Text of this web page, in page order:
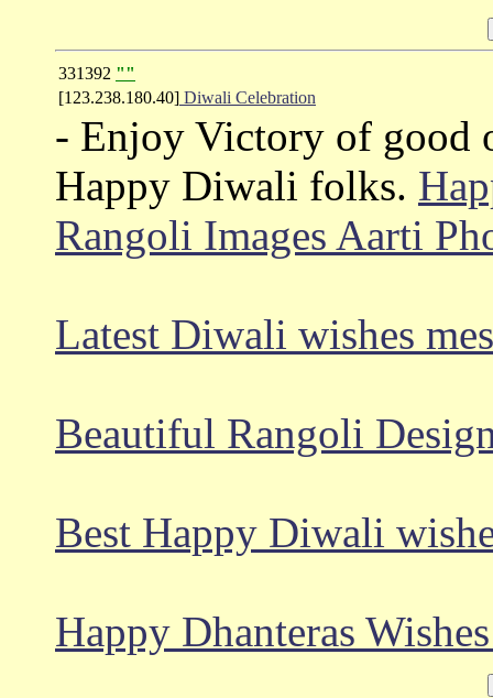
331392 ""
[123.238.180.40] Diwali Celebration
- Enjoy Victory of good
Happy Diwali folks.
Rangoli Images Aarti
Latest Diwali wishes
Beautiful Rangoli
Best Happy Diwali
Happy Dhanteras